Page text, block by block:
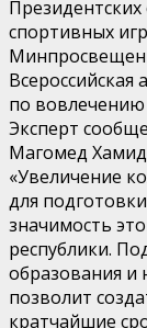
спортивных
по вовлечению
Эксперт
Магомед
«Увеличение
для
значимость
республики.
образования и
позволит
кратчайшие